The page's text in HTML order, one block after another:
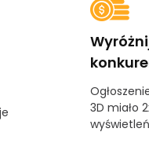
3D miało
wyświetleń